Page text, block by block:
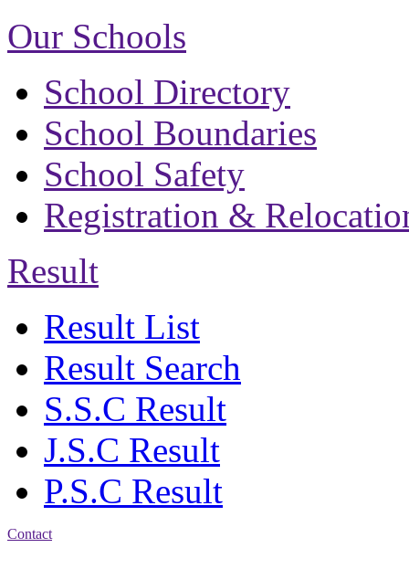
Our Schools
School Directory
School Boundaries
School Safety
Registration &
Result
Result List
Result Search
S.S.C Result
J.S.C Result
P.S.C Result
Contact